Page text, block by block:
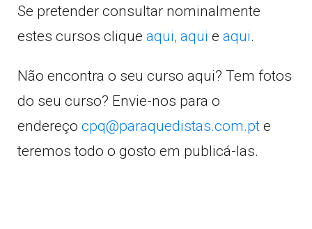
Se pretender consultar nominalmente
estes cursos clique aqui, aqui e aqui.
Não encontra o seu curso aqui? Tem fotos
do seu curso? Envie-nos para o
endereço cpq@paraquedistas.com.pt e
teremos todo o gosto em publicá-las.